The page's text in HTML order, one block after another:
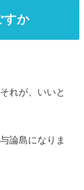
すか
れが、いいと
論島になりま